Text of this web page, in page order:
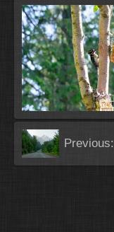
Previous: